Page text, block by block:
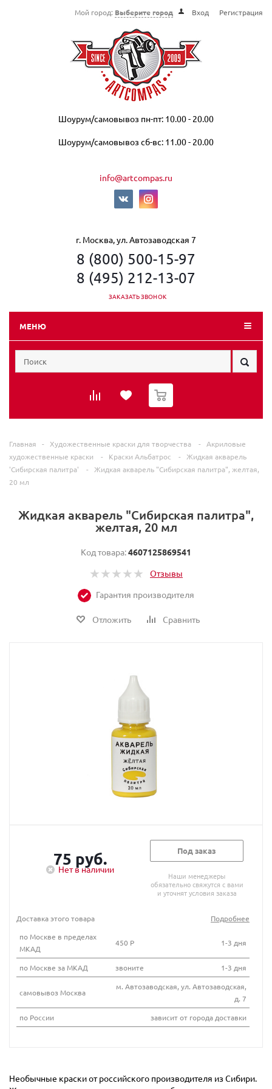
Мой город: Выберите город Вход Регистрация
Шоурум/самовывоз пн-пт: 10.00 - 20.00
Шоурум/самовывоз сб-вс: 11.00 - 20.00
info@artcompas.ru
г. Москва, ул. Автозаводская 7
8 (800) 500-15-97
8 (495) 212-13-07
ЗАКАЗАТЬ ЗВОНОК
МЕНЮ
0
Главная - Художественные краски для творчества -
Акриловые
художественные краски
- Краски Альбатрос -
Жидкая акварель
'Сибирская палитра'
-
Жидкая акварель "Сибирская палитра", желтая,
20 мл
Жидкая акварель "Сибирская палитра",
желтая, 20 мл
Код товара:4607125869541
Отзывы
Гарантия производителя
Отложить Сравнить
75 руб.
Нет в наличии
Под заказ
Наши менеджеры
обязательно свяжутся с вами
и уточнят условия заказа
Доставка этого товара
Подробнее
по Москве в пределах
МКАД
450 Р 1-3 дня
по Москве за МКАД звоните 1-3 дня
самовывоз Москва
м. Автозаводская, ул. Автозаводская,
д. 7
по России
зависит от города доставки
Необычные краски от российского производителя из Сибири.